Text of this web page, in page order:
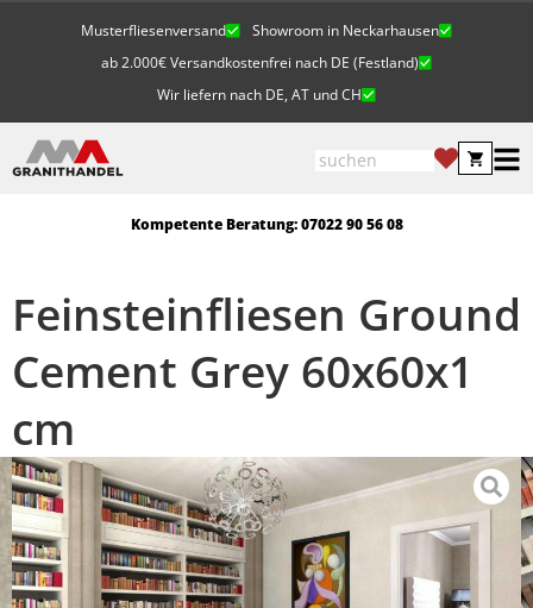
Musterfliesenversand
Showroom in Neckarhausen
ab 2.000€ Versandkostenfrei nach DE (Festland)
Wir liefern nach DE, AT und CH
Kompetente Beratung: 07022 90 56 08
Feinsteinfliesen Ground
Cement Grey 60x60x1
cm